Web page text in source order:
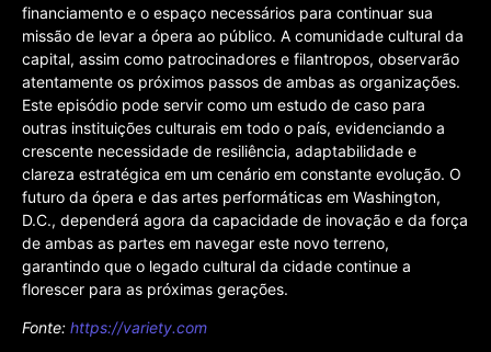
financiamento e o espaço necessários para continuar sua
missão de levar a ópera ao público. A comunidade cultural da
capital, assim como patrocinadores e filantropos, observarão
atentamente os próximos passos de ambas as organizações.
Este episódio pode servir como um estudo de caso para
outras instituições culturais em todo o país, evidenciando a
crescente necessidade de resiliência, adaptabilidade e
clareza estratégica em um cenário em constante evolução. O
futuro da ópera e das artes performáticas em Washington,
D.C., dependerá agora da capacidade de inovação e da força
de ambas as partes em navegar este novo terreno,
garantindo que o legado cultural da cidade continue a
florescer para as próximas gerações.
Fonte: https://variety.com